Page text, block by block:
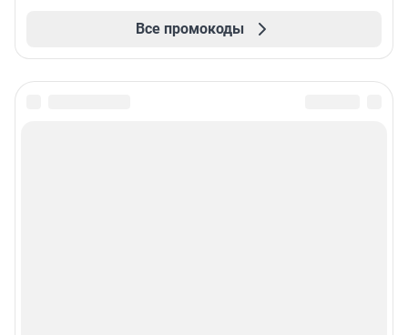
Все промокоды